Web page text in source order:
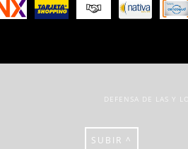
DEFENSA DE LAS Y
SUBIR ^